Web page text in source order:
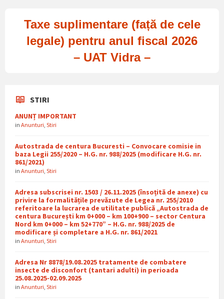
Taxe suplimentare (față de cele
legale) pentru anul fiscal 2026
– UAT Vidra –
STIRI
ANUNȚ IMPORTANT
in Anunturi Stiri
Autostrada de centura Bucuresti – Convocare comisie in
baza Legii 255/2020 – H.G. nr. 988/2025 (modificare H.G. nr.
861/2021)
in Anunturi Stiri
Adresa subscrisei nr. 1503 / 26.11.2025 (însoțită de anexe) cu
privire la formalitățile prevăzute de Legea nr. 255/2010
referitoare la lucrarea de utilitate publică „Autostrada de
centura București km 0+000 – km 100+900 – sector Centura
Nord km 0+000 – km 52+770” – H.G. nr. 988/2025 de
modificare și completare a H.G. nr. 861/2021
in Anunturi Stiri
Adresa Nr 8878/19.08.2025 tratamente de combatere
insecte de disconfort (tantari adulti) in perioada
25.08.2025-02.09.2025
in Anunturi Stiri